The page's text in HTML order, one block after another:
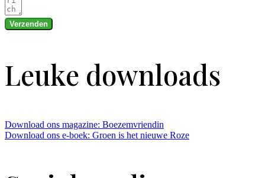
Verzenden
Leuke downloads
Download ons magazine: Boezemvriendin
Download ons e-boek: Groen is het nieuwe Roze